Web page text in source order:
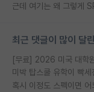
근데 여기는 왜 그렇게
최근 댓글이 많이 달
미박 탑스쿨 유학이 빡세
혹시 이정도 스펙이면